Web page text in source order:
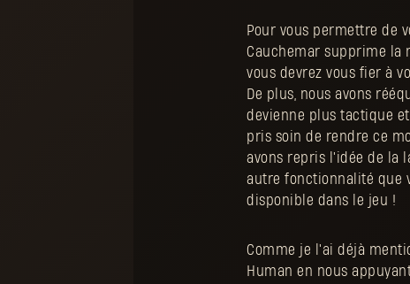
Pour vous permettre de
Cauchemar supprime la
vous devrez vous fier à
De plus, nous avons
devienne plus tactique
pris soin de rendre ce
avons repris l'idée de la
autre fonctionnalité que
disponible dans le jeu !
Comme je l'ai déjà
Human en nous